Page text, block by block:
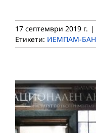
17 септември 2019 г. |
Етикети: ИЕМПАМ-БАН